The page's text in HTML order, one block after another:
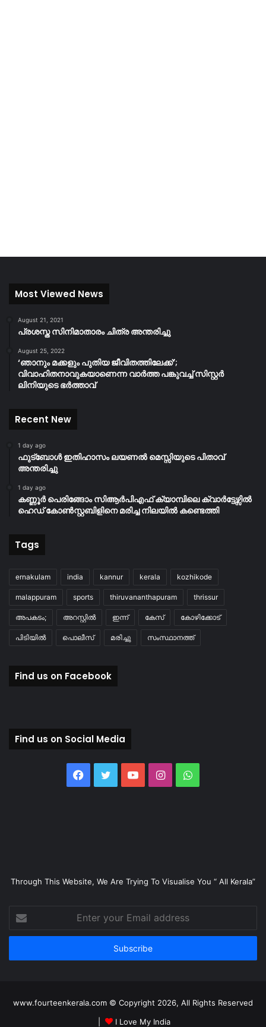
Most Viewed News
August 21, 2021
പ്രശസ്ത സിനിമാതാരം ചിത്ര അന്തരിച്ചു
August 25, 2022
‘ഞാനും മക്കളും പുതിയ ജീവിതത്തിലേക്ക്’;
വിവാഹിതനാവുകയാണെന്ന വാർത്ത പങ്കുവച്ച് സിസ്റ്റർ
ലിനിയുടെ ഭർത്താവ്
Recent New
1 day ago
ഫുട്ബോൾ ഇതിഹാസം ലയണൽ മെസ്സിയുടെ പിതാവ്
അന്തരിച്ചു
1 day ago
കണ്ണൂർ പെരിങ്ങോം സിആർപിഎഫ് ക്യാമ്പിലെ ക്വാർട്ടേഴ്സിൽ
ഹെഡ് കോൺസ്റ്റബിളിനെ മരിച്ച നിലയിൽ കണ്ടെത്തി
Tags
ernakulam india kannur kerala kozhikode
malappuram sports thiruvananthapuram thrissur
അപകടം; അറസ്റ്റിൽ ഇന്ന് കേസ് കോഴിക്കോട്
പിടിയിൽ പൊലീസ് മരിച്ചു സംസ്ഥാനത്ത്
Find us on Facebook
Find us on Social Media
Facebook
TwitterYouTubeInstagramWhatsApp
Through This Website, We Are Trying To Visualise You “ All Kerala”
your
Email
www.fourteenkerala.com © Copyright 2026, All Rights Reserved
I Love My India